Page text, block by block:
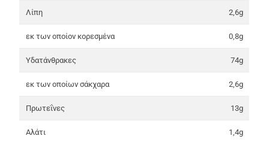
Λίπη 2,6g
εκ των οποίον κορεσμένα 0,8g
Υδατάνθρακες 74g
εκ των οποίων σάκχαρα 2,6g
Πρωτεΐνες 13g
Αλάτι 1,4g